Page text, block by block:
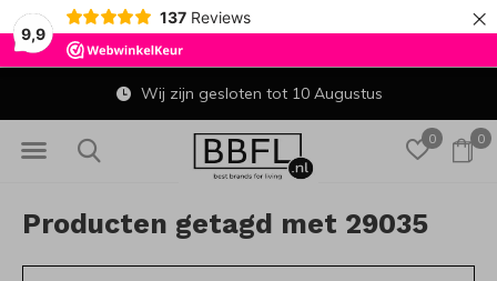
9,9
137 Reviews ×
0 0
Wij zijn gesloten tot 10 Augustus
Producten getagd met 29035